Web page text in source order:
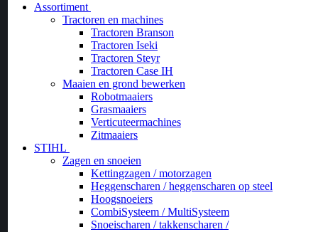
Assortiment
Tractoren en machines
Tractoren Branson
Tractoren Iseki
Tractoren Steyr
Tractoren Case IH
Maaien en grond bewerken
Robotmaaiers
Grasmaaiers
Verticuteermachines
Zitmaaiers
STIHL
Zagen en snoeien
Kettingzagen / motorzagen
Heggenscharen / heggenscharen op steel
Hoogsnoeiers
CombiSysteem / MultiSysteem
Snoeischaren / takkenscharen /